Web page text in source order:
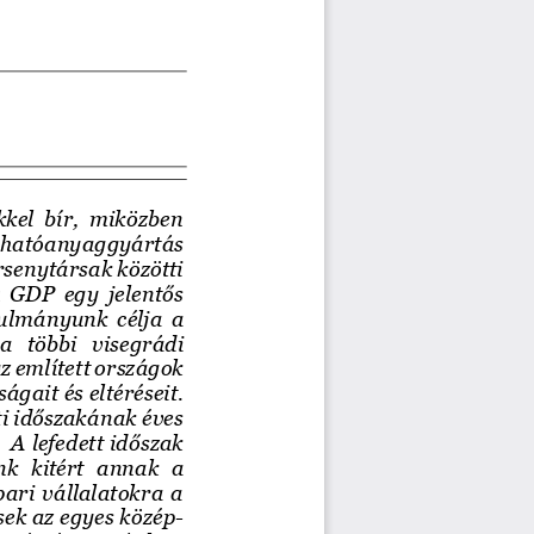
bír, miközben
hatóanyaggyártás
közötti
egy jelentős
célja a
a  többi  visegrádi
említett országok
és eltéréseit.
időszakának éves
A lefedett időszak
kitért  annak  a
vállalatokra a
az egyes közép-